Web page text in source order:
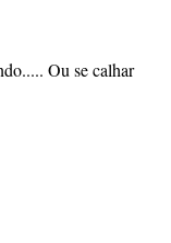
Ou se calhar